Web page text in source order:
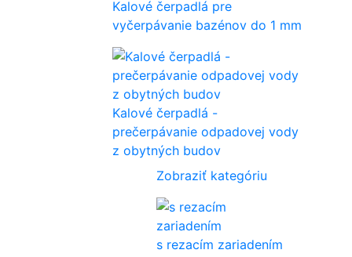
Kalové čerpadlá pre
vyčerpávanie bazénov do 1 mm
Kalové čerpadlá -
prečerpávanie odpadovej vody
z obytných budov
Zobraziť kategóriu
s rezacím zariadením